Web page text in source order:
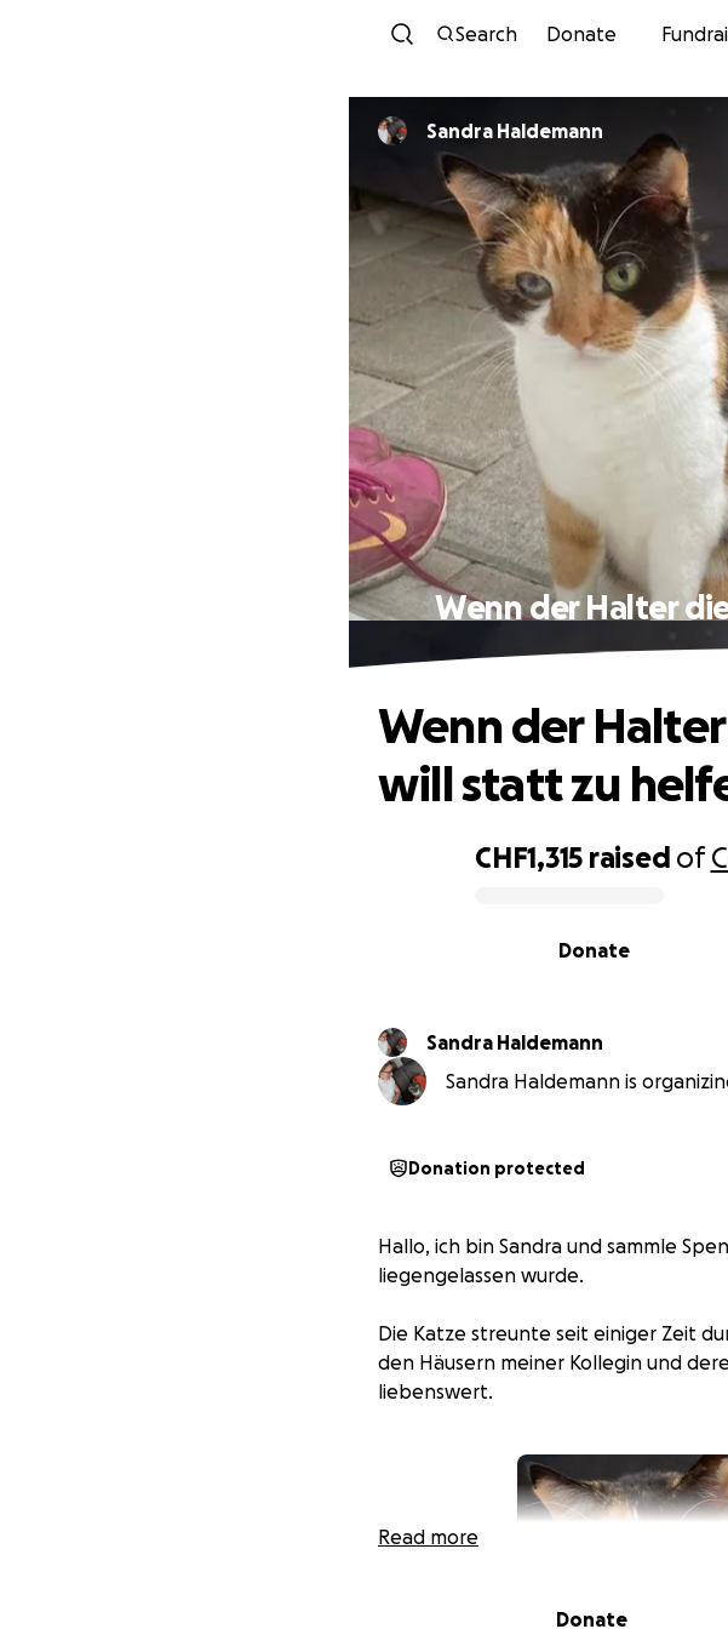
Search Donate
Sandra Haldemann
Wenn der Halter
CHF1,315 raised of
Donate
Wenn der
will statt zu
Sandra Haldemann
Sandra Haldemann is
Donation protected
Hallo, ich bin Sandra und sammle
liegengelassen wurde.
Die Katze streunte seit einiger Zeit
den Häusern meiner Kollegin und
liebenswert.
Read more
Donate